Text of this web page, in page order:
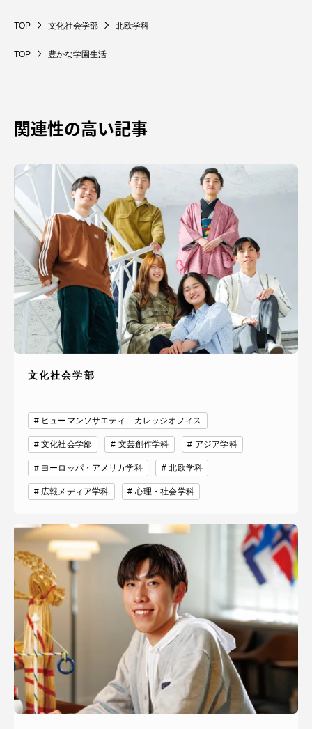
TOP 文化社会学部 北欧学科
TOP 豊かな学園生活
関連性の高い記事
文化社会学部
ヒューマンソサエティ カレッジオフィス
文化社会学部 文芸創作学科 アジア学科
ヨーロッパ・アメリカ学科 北欧学科
広報メディア学科 心理・社会学科